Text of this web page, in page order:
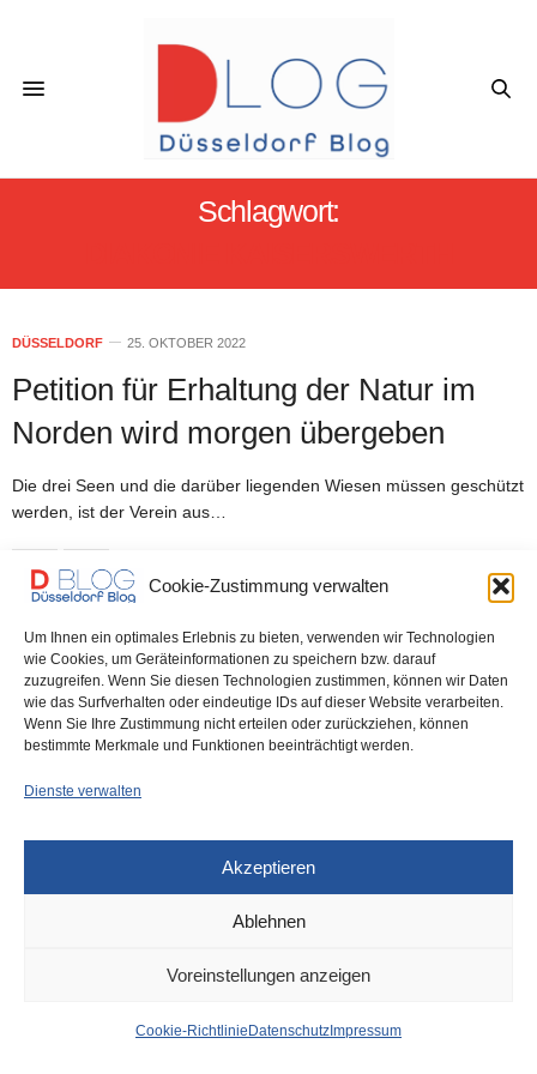
Cookie-Zustimmung verwalten
Um Ihnen ein optimales Erlebnis zu bieten, verwenden wir Technologien
wie Cookies, um Geräteinformationen zu speichern bzw. darauf
zuzugreifen. Wenn Sie diesen Technologien zustimmen, können wir Daten
wie das Surfverhalten oder eindeutige IDs auf dieser Website verarbeiten.
Wenn Sie Ihre Zustimmung nicht erteilen oder zurückziehen, können
bestimmte Merkmale und Funktionen beeinträchtigt werden.
Dienste verwalten
Akzeptieren
Ablehnen
Voreinstellungen anzeigen
Cookie-Richtlinie Datenschutz Impressum
Schlagwort:
DÜSSELDORF 25. OKTOBER 2022
Petition für Erhaltung der Natur im
Norden wird morgen übergeben
Die drei Seen und die darüber liegenden Wiesen müssen geschützt
werden, ist der Verein aus…
0 SHARES
IMPRESSUM DATENSCHUTZ COOKIE-RICHTLINIE (EU)